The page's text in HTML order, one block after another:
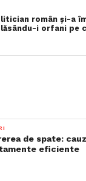
român și-a
lăsându-i orfani pe
de spate:
eficiente